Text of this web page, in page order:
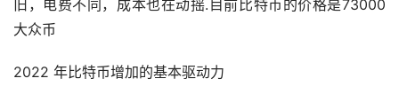
旧，电费不同，成本也在动摇.目前比特币的价格是73000
大众币
2022 年比特币增加的基本驱动力